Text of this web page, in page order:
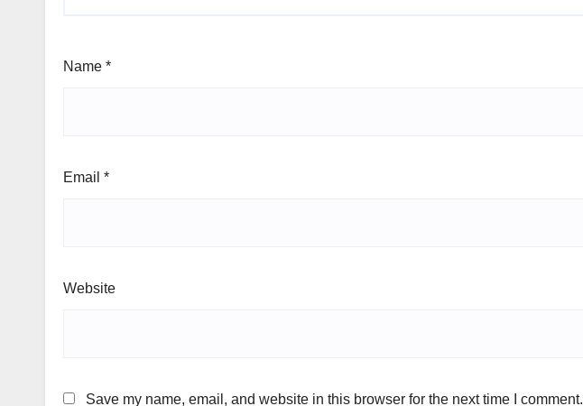
Name *
Email *
Website
Save my name, email, and website in this browser for the next time I comment.